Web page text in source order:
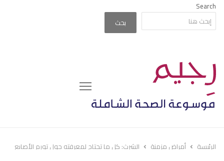
Search
بحث
Menu
الرئيسة أمراض مزمنة الشرث: كل ما تحتاج لمعرفته حول تورم الأصابع